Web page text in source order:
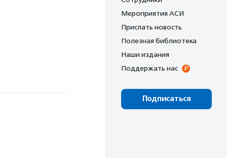
Мероприятия АСИ
Прислать новость
Полезная библиотека
Наши издания
Поддержать нас
Подписаться